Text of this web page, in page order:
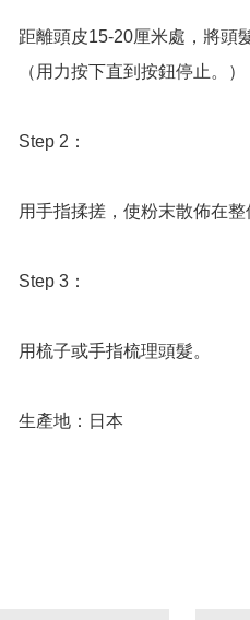
距離頭皮15-20厘米處，將頭
（用力按下直到按鈕停止。）
Step 2：
用手指揉搓，使粉末散佈在整
Step 3：
用梳子或手指梳理頭髮。